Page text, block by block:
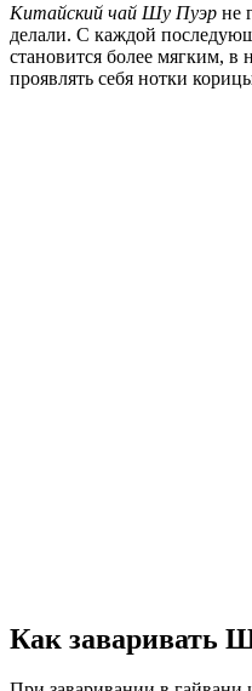
Китайский чай Шу Пуэр не
делали. С каждой
становится более мягким,
проявлять себя нотки
Как заваривать